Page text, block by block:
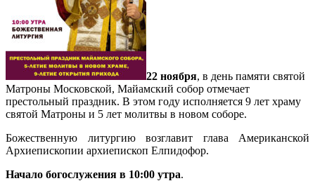
22 ноября, в день памяти святой
Матроны Московской, Майамский собор отмечает
престольный праздник. В этом году исполняется 9 лет храму
святой Матроны и 5 лет молитвы в новом соборе.
Божественную литургию возглавит глава Американской
Архиепископии архиепископ Елпидофор.
Начало богослужения в 10:00 утра.